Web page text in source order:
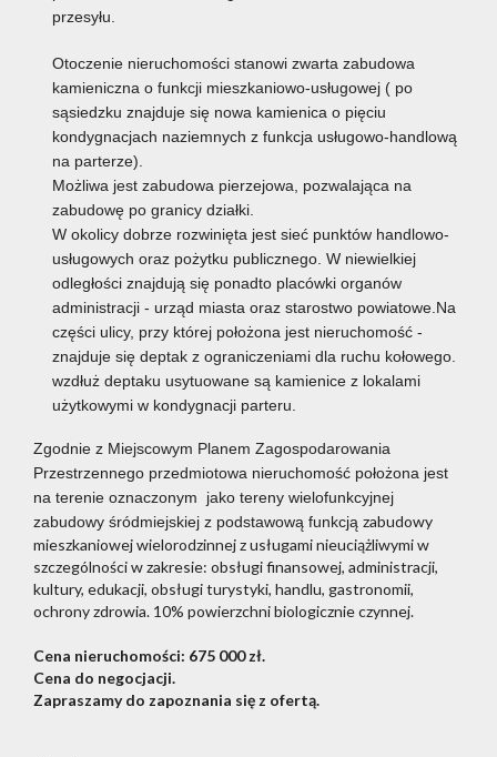
przesyłu.
Otoczenie nieruchomości stanowi zwarta zabudowa
kamieniczna o funkcji mieszkaniowo-usługowej ( po
sąsiedzku znajduje się nowa kamienica o pięciu
kondygnacjach naziemnych z funkcja usługowo-handlową
na parterze).
Możliwa jest zabudowa pierzejowa, pozwalająca na
zabudowę po granicy działki.
W okolicy dobrze rozwinięta jest sieć punktów handlowo-
usługowych oraz pożytku publicznego. W niewielkiej
odległości znajdują się ponadto placówki organów
administracji - urząd miasta oraz starostwo powiatowe.Na
części ulicy, przy której położona jest nieruchomość -
znajduje się deptak z ograniczeniami dla ruchu kołowego.
wzdłuż deptaku usytuowane są kamienice z lokalami
użytkowymi w kondygnacji parteru.
Zgodnie z Miejscowym Planem Zagospodarowania
Przestrzennego przedmiotowa nieruchomość położona jest
na terenie oznaczonym jako tereny wielofunkcyjnej
zabudowy śródmiejskiej z podstawową funkcją zabudowy
mieszkaniowej wielorodzinnej z usługami nieuciążliwymi w
szczególności w zakresie: obsługi finansowej, administracji,
kultury, edukacji, obsługi turystyki, handlu, gastronomii,
ochrony zdrowia. 10% powierzchni biologicznie czynnej.
Cena nieruchomości: 675 000 zł.
Cena do negocjacji.
Zapraszamy do zapoznania się z ofertą.